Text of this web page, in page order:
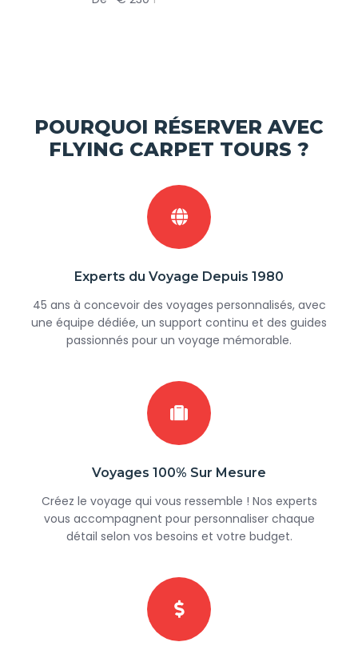
POURQUOI RÉSERVER AVEC
FLYING CARPET TOURS ?
Experts du Voyage Depuis 1980
45 ans à concevoir des voyages personnalisés, avec
une équipe dédiée, un support continu et des guides
passionnés pour un voyage mémorable.
Voyages 100% Sur Mesure
Créez le voyage qui vous ressemble ! Nos experts
vous accompagnent pour personnaliser chaque
détail selon vos besoins et votre budget.